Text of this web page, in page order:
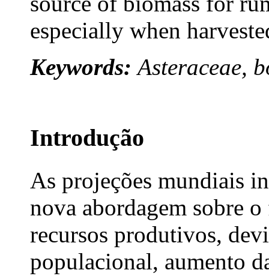
especially when
Keywords:Asteraceae,
Introdução
As projeções mundiais
nova abordagem sobre
recursos produtivos,
populacional, aumento